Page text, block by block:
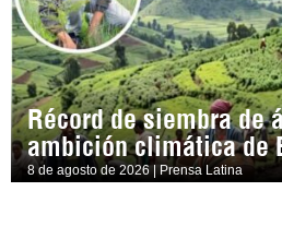
Récord de siembra de
ambición climática de
8 de agosto de 2026 | Prensa Latina